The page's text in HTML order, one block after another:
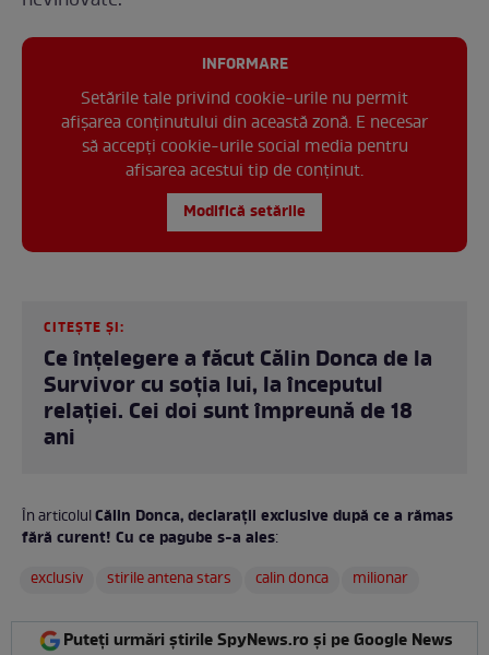
INFORMARE
Setările tale privind cookie-urile nu permit
afișarea conținutului din această zonă. E necesar
să accepți cookie-urile social media pentru
afisarea acestui tip de conținut.
Modifică setările
CITEȘTE ȘI:
Ce înțelegere a făcut Călin Donca de la
Survivor cu soția lui, la începutul
relației. Cei doi sunt împreună de 18
ani
În articolulCălin Donca, declarații exclusive după ce a rămas
fără curent! Cu ce pagube s-a ales:
exclusiv
stirile antena stars calin donca milionar
Puteți urmări știrile SpyNews.ro și pe Google News